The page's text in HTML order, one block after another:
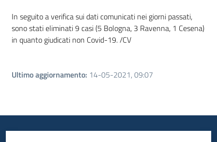
In seguito a verifica sui dati comunicati nei giorni passati,
sono stati eliminati 9 casi (5 Bologna, 3 Ravenna, 1 Cesena)
in quanto giudicati non Covid-19. /CV
Ultimo aggiornamento: 14-05-2021, 09:07